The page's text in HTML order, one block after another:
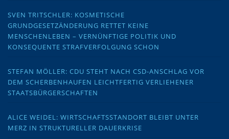
SVEN TRITSCHLER: KOSMETISCHE
GRUNDGESETZÄNDERUNG RETTET KEINE
MENSCHENLEBEN – VERNÜNFTIGE POLITIK UND
KONSEQUENTE STRAFVERFOLGUNG SCHON
STEFAN MÖLLER: CDU STEHT NACH CSD-ANSCHLAG VOR
DEM SCHERBENHAUFEN LEICHTFERTIG VERLIEHENER
STAATSBÜRGERSCHAFTEN
ALICE WEIDEL: WIRTSCHAFTSSTANDORT BLEIBT UNTER
MERZ IN STRUKTURELLER DAUERKRISE